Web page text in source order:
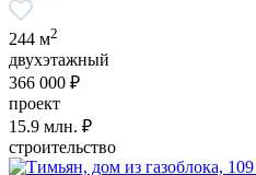
244 м2
двухэтажный
366 000 ₽
проект
15.9 млн. ₽
строительство